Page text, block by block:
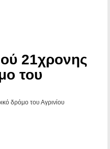
21χρονης
του